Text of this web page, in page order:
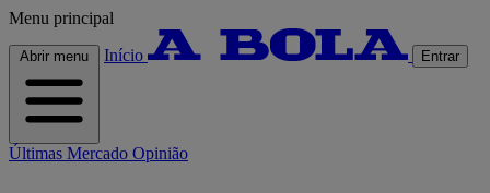
Menu principal
Abrir menu Início Entrar
Últimas Mercado Opinião